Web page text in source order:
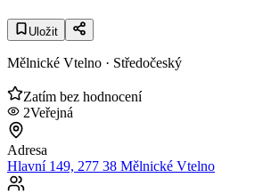
Uložit
Mělnické Vtelno · Středočeský
Zatím bez hodnocení
2Veřejná
Adresa
Hlavní 149, 277 38 Mělnické Vtelno